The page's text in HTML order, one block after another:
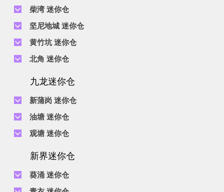
电话 :2111 1062
地址 : 柴湾新业街5号王子工业大厦4楼
地址 : 柴湾新业街11号森龙工业大厦7楼B室
柴湾 迷你仓
电话 :2194 0038
地址 : 柴湾祥利街7号万峰工业大厦6楼C室
地址 : 柴湾利众街20号柴湾中心工业大厦6楼B室及14楼B1室
坚尼地城 迷你仓
电话 : 2623 0280
地址 : 坚尼地城士美菲路12P号祥兴工业大厦9楼
黄竹坑 迷你仓
电话 :2680 9691
地址 : 黄竹坑道18号瑞琪工业大厦14楼A室
电话 :2116 8113
北角 迷你仓
地址 : 香港屈臣道4-6号海景大厦B座10楼4&6室
九龙迷你仓
新蒲岗 迷你仓
电话 :2111 0509
地址 : 新蒲岗景福街106号太子工业大厦15楼B室
地址 : 新蒲岗五芳街8号利嘉工业大厦9楼CD室
电话 :2116 5165
地址 : 新蒲岗景福街114号捷景工业大厦3楼A室
油塘 迷你仓
电话 :2623 0300
地址 : 油塘四山街4号华辉工业大厦一楼C室
观塘 迷你仓
地址 : 观塘伟业街146号美嘉工业大厦5楼A室
新界迷你仓
葵涌 迷你仓
电话 :2111 2683